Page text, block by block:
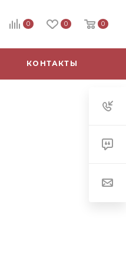
0 0 0
КОНТАКТЫ